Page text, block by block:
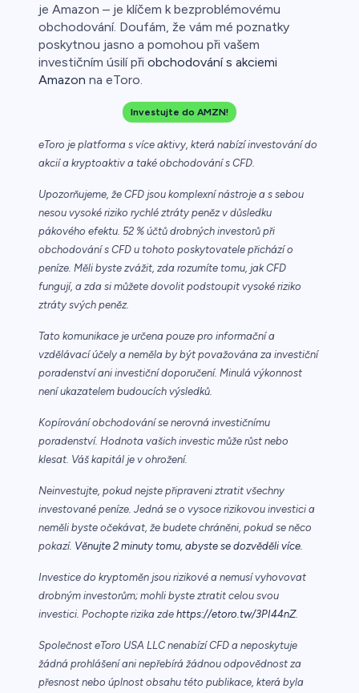
je Amazon – je klíčem k bezproblémovému
obchodování. Doufám, že vám mé poznatky
poskytnou jasno a pomohou při vašem
investičním úsilí při obchodování s akciemi
Amazon na eToro.
Investujte do AMZN!
eToro je platforma s více aktivy, která nabízí investování do
akcií a kryptoaktiv a také obchodování s CFD.
Upozorňujeme, že CFD jsou komplexní nástroje a s sebou
nesou vysoké riziko rychlé ztráty peněz v důsledku
pákového efektu. 52 % účtů drobných investorů při
obchodování s CFD u tohoto poskytovatele přichází o
peníze. Měli byste zvážit, zda rozumíte tomu, jak CFD
fungují, a zda si můžete dovolit podstoupit vysoké riziko
ztráty svých peněz.
Tato komunikace je určena pouze pro informační a
vzdělávací účely a neměla by být považována za investiční
poradenství ani investiční doporučení. Minulá výkonnost
není ukazatelem budoucích výsledků.
Kopírování obchodování se nerovná investičnímu
poradenství. Hodnota vašich investic může růst nebo
klesat. Váš kapitál je v ohrožení.
Neinvestujte, pokud nejste připraveni ztratit všechny
investované peníze. Jedná se o vysoce rizikovou investici a
neměli byste očekávat, že budete chráněni, pokud se něco
pokazí. Věnujte 2 minuty tomu, abyste se dozvěděli více.
Investice do kryptoměn jsou rizikové a nemusí vyhovovat
drobným investorům; mohli byste ztratit celou svou
investici. Pochopte rizika zde https://etoro.tw/3PI44nZ.
Společnost eToro USA LLC nenabízí CFD a neposkytuje
žádná prohlášení ani nepřebírá žádnou odpovědnost za
přesnost nebo úplnost obsahu této publikace, která byla